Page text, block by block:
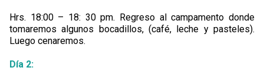
Hrs. 18:00 – 18: 30 pm. Regreso al campamento donde
tomaremos algunos bocadillos, (café, leche y pasteles).
Luego cenaremos.
Día 2: